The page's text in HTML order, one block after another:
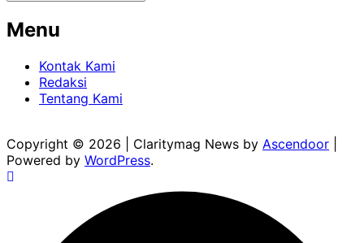
Menu
Kontak Kami
Redaksi
Tentang Kami
Copyright © 2026 | Claritymag News by Ascendoor
Powered by WordPress.